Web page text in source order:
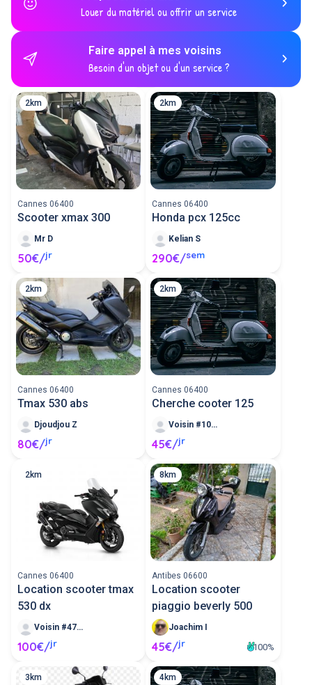
Louer du matériel ou offrir un service
Faire appel à mes voisins
Besoin d'un objet ou d'un service ?
2km
Cannes 06400
Scooter xmax 300
Mr D
50€/jr
2km
Cannes 06400
Honda pcx 125cc
Kelian S
290€/sem
2km
Cannes 06400
Tmax 530 abs
Djoudjou Z
80€/jr
2km
Cannes 06400
Cherche cooter 125
Voisin #100136
45€/jr
2km
Cannes 06400
Location scooter tmax
530 dx
Voisin #47659
100€/jr
8km
Antibes 06600
Location scooter
piaggio beverly 500
Joachim I
45€/jr 100%
3km 4km